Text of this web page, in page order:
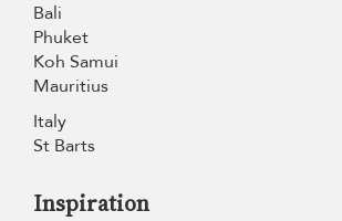
Bali
Phuket
Koh Samui
Mauritius
Italy
St Barts
Inspiration